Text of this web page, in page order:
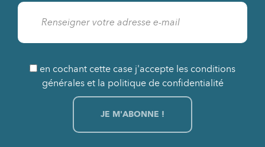
en cochant cette case j'accepte les conditions
générales et la politique de confidentialité